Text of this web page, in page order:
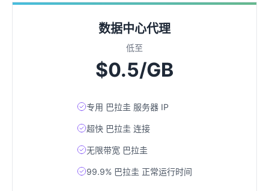
数据中心代理
低至
$0.5/GB
专用 巴拉圭 服务器 IP
超快 巴拉圭 连接
无限带宽 巴拉圭
99.9% 巴拉圭 正常运行时间